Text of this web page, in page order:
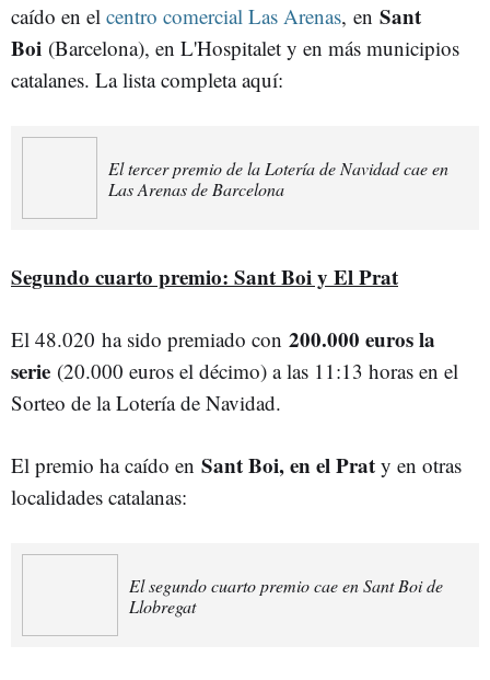
caído en el centro comercial Las Arenas, en Sant
Boi (Barcelona), en L'Hospitalet y en más municipios
catalanes. La lista completa aquí:
El tercer premio de la Lotería de Navidad cae en
Las Arenas de Barcelona
Segundo cuarto premio: Sant Boi y El Prat
El 48.020 ha sido premiado con 200.000 euros la
serie (20.000 euros el décimo) a las 11:13 horas en el
Sorteo de la Lotería de Navidad.
El premio ha caído en Sant Boi, en el Prat y en otras
localidades catalanas:
El segundo cuarto premio cae en Sant Boi de
Llobregat